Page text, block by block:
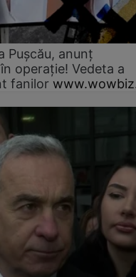
Pușcău, anunț
operație! Vedeta a
fanilor